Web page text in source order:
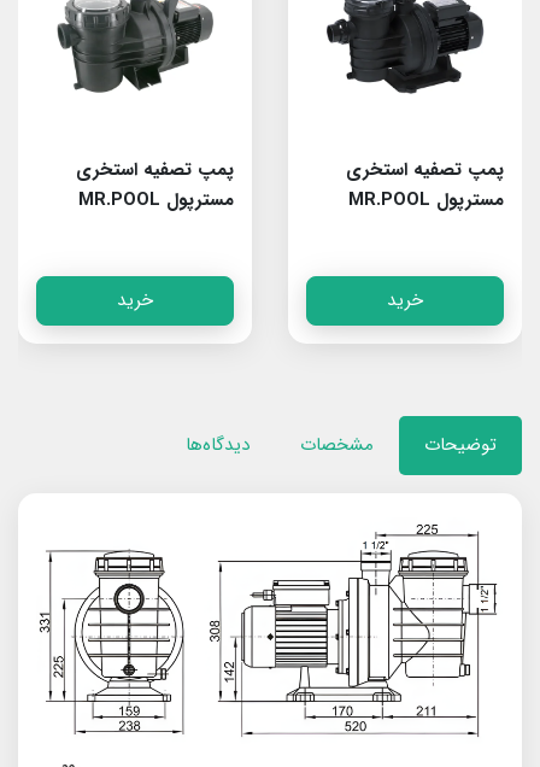
پمپ تصفیه استخری
مسترپول MR.POOL
خرید
پمپ تصفیه استخری
مسترپول MR.POOL
خرید
توضیحات مشخصات دیدگاه‌ها